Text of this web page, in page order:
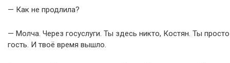
— Как не продлила?
— Молча. Через госуслуги. Ты здесь никто, Костян. Ты просто
гость. И твоё время вышло.